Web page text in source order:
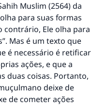
Muslim (2564) da
para suas formas
contrário, Ele olha para
Mas é um texto que
é necessário é retificar
ações, e que a
duas coisas. Portanto,
deixe de
de cometer ações